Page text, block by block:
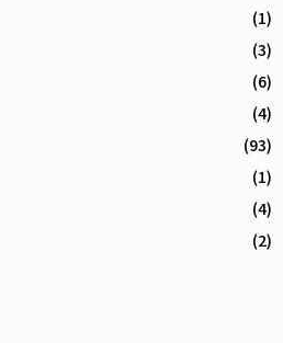
(1)
(3)
(6)
(4)
(93)
(1)
(4)
(2)